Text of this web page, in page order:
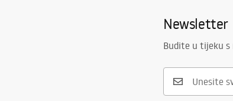
Til
Newsletter
Budite u tijeku s